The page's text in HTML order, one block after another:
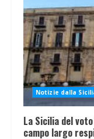
Notizie dalla
La Sicilia del
campo largo